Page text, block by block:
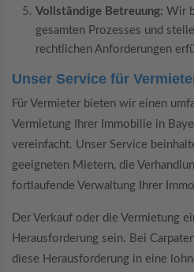
Vollständige Betreuung: Wir
gesamten Prozesses und
rechtlichen Anforderungen
Unser Service für
Für Vermieter bieten wir einen
Vermietung Ihrer Immobilie in
vereinfacht. Unser Service
geeigneten Mietern, die
fortlaufende Verwaltung Ihrer
Der Verkauf oder die Vermietung
Herausforderung sein. Bei
diese Herausforderung in eine